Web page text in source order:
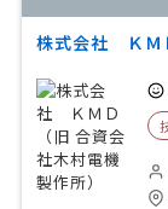
株式会社 ＫＭ